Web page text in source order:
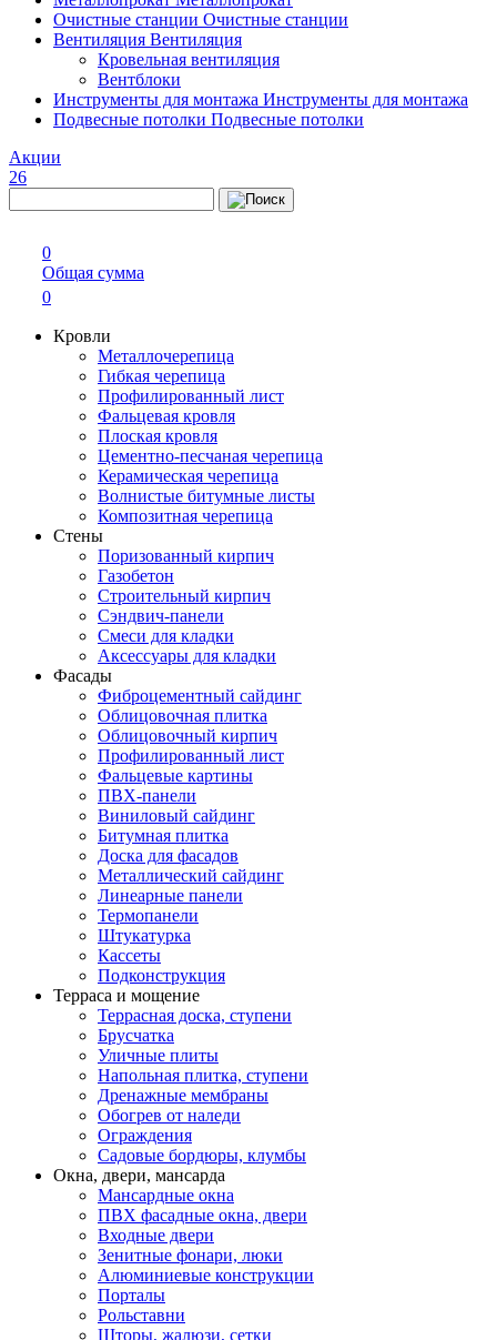
Очистные станции Очистные станции
Вентиляция Вентиляция
Кровельная вентиляция
Вентблоки
Инструменты для монтажа Инструменты для монтажа
Подвесные потолки Подвесные потолки
Акции
26
0
Общая сумма
0
Кровли
Металлочерепица
Гибкая черепица
Профилированный лист
Фальцевая кровля
Плоская кровля
Цементно-песчаная черепица
Керамическая черепица
Волнистые битумные листы
Композитная черепица
Стены
Поризованный кирпич
Газобетон
Строительный кирпич
Сэндвич-панели
Смеси для кладки
Аксессуары для кладки
Фасады
Фиброцементный сайдинг
Облицовочная плитка
Облицовочный кирпич
Профилированный лист
Фальцевые картины
ПВХ-панели
Виниловый сайдинг
Битумная плитка
Доска для фасадов
Металлический сайдинг
Линеарные панели
Термопанели
Штукатурка
Кассеты
Подконструкция
Терраса и мощение
Террасная доска, ступени
Брусчатка
Уличные плиты
Напольная плитка, ступени
Дренажные мембраны
Обогрев от наледи
Ограждения
Садовые бордюры, клумбы
Окна, двери, мансарда
Мансардные окна
ПВХ фасадные окна, двери
Входные двери
Зенитные фонари, люки
Алюминиевые конструкции
Порталы
Рольставни
Шторы, жалюзи, сетки